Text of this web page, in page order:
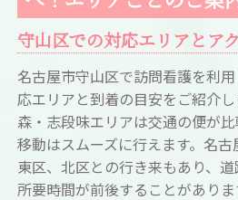
守山区での対応エリアとア
名古屋市守山区で訪問看護を利
応エリアと到着の目安をご紹介
森・志段味エリアは交通の便が
移動はスムーズに行えます。名
東区、北区との行き来もあり、
所要時間が前後することがあり